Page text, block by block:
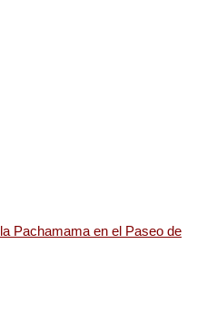
Pachamama en el Paseo de